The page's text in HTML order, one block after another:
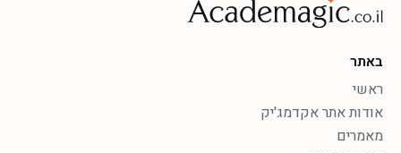
באתר
ראשי
אודות אתר אקדמג'יק
מאמרים